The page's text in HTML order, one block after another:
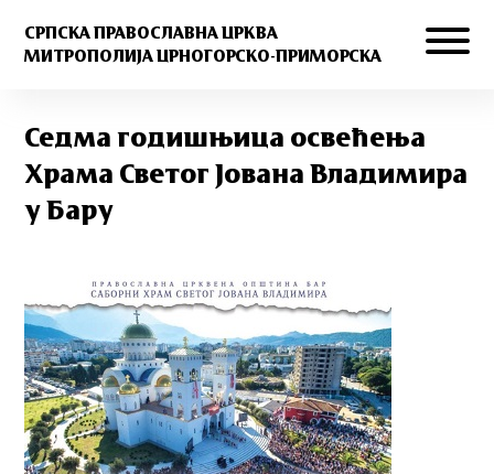
СРПСКА ПРАВОСЛАВНА ЦРКВА
МИТРОПОЛИЈА ЦРНОГОРСКО-ПРИМОРСКА
Седма годишњица освећења
Храма Светог Јована Владимира
у Бару